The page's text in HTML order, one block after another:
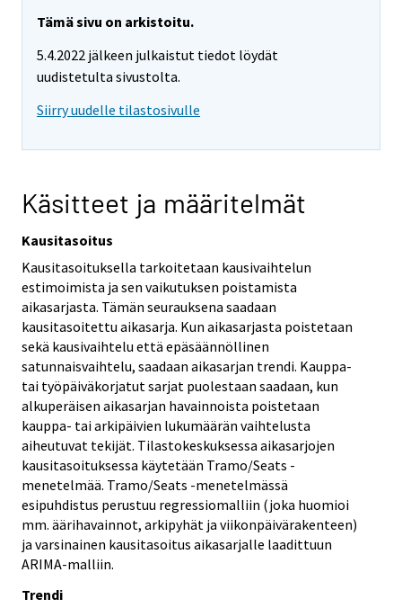
Tämä sivu on arkistoitu.
5.4.2022 jälkeen julkaistut tiedot löydät
uudistetulta sivustolta.
Siirry uudelle tilastosivulle
Käsitteet ja määritelmät
Kausitasoitus
Kausitasoituksella tarkoitetaan kausivaihtelun
estimoimista ja sen vaikutuksen poistamista
aikasarjasta. Tämän seurauksena saadaan
kausitasoitettu aikasarja. Kun aikasarjasta poistetaan
sekä kausivaihtelu että epäsäännöllinen
satunnaisvaihtelu, saadaan aikasarjan trendi. Kauppa-
tai työpäiväkorjatut sarjat puolestaan saadaan, kun
alkuperäisen aikasarjan havainnoista poistetaan
kauppa- tai arkipäivien lukumäärän vaihtelusta
aiheutuvat tekijät. Tilastokeskuksessa aikasarjojen
kausitasoituksessa käytetään Tramo/Seats -
menetelmää. Tramo/Seats -menetelmässä
esipuhdistus perustuu regressiomalliin (joka huomioi
mm. äärihavainnot, arkipyhät ja viikonpäivärakenteen)
ja varsinainen kausitasoitus aikasarjalle laadittuun
ARIMA-malliin.
Trendi